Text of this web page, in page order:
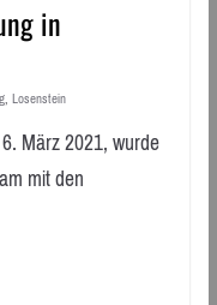
in
, Losenstein
März 2021, wurde
mit den